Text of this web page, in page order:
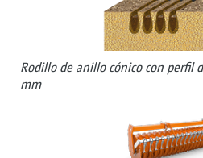
Rodillo de anillo cónico con perfil
mm